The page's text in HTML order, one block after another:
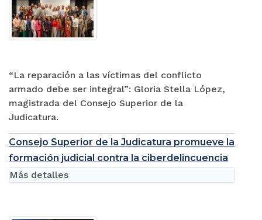
“La reparación a las víctimas del conflicto
armado debe ser integral”: Gloria Stella López,
magistrada del Consejo Superior de la
Judicatura.
Consejo Superior de la Judicatura promueve la
formación judicial contra la ciberdelincuencia
Más detalles